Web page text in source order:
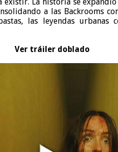
a las Backrooms
las leyendas urbanas
Ver tráiler doblado